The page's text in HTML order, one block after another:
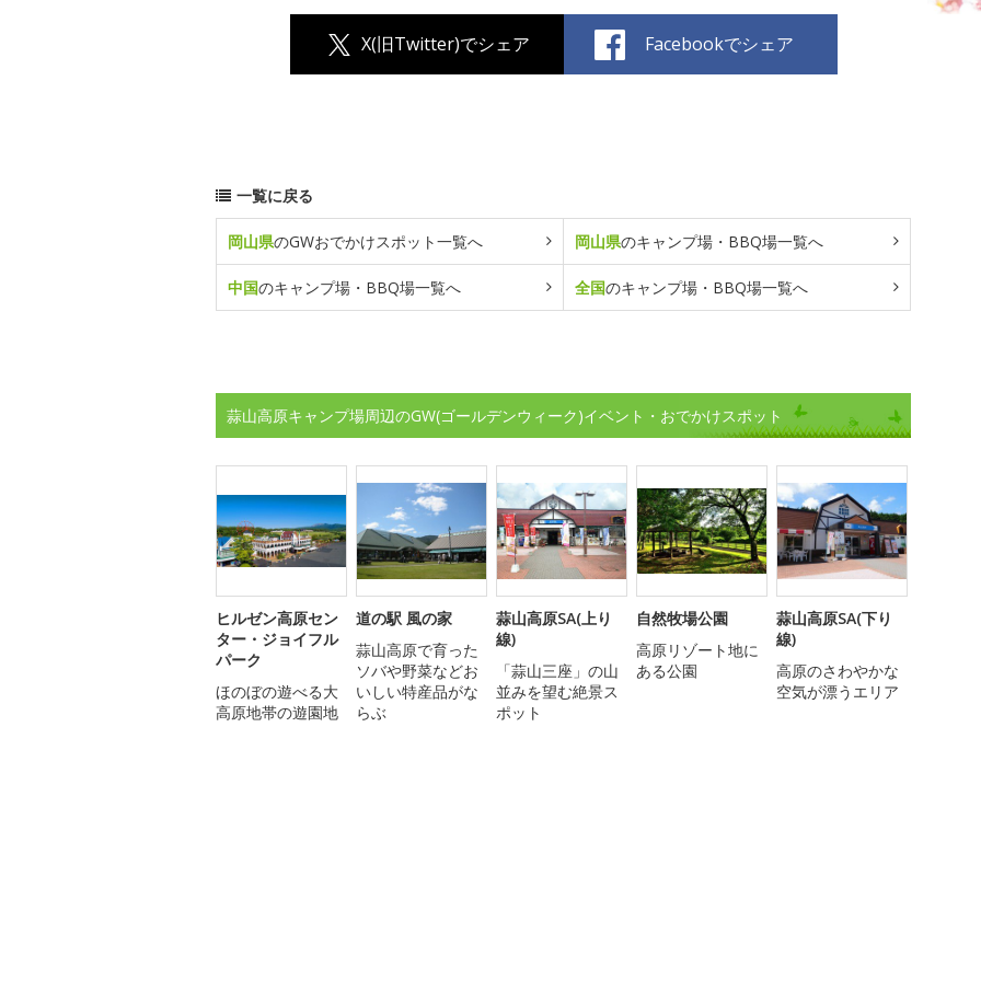
X(旧Twitter)でシェア Facebookでシェア
一覧に戻る
岡山県のGWおでかけスポット一覧へ 岡山県のキャンプ場・BBQ場一覧へ
中国のキャンプ場・BBQ場一覧へ 全国のキャンプ場・BBQ場一覧へ
蒜山高原キャンプ場周辺のGW(ゴールデンウィーク)イベント・おでかけスポット
ヒルゼン高原セン
ター・ジョイフル
パーク
ほのぼの遊べる大
高原地帯の遊園地
道の駅 風の家
蒜山高原で育った
ソバや野菜などお
いしい特産品がな
らぶ
蒜山高原SA(上り
線)
「蒜山三座」の山
並みを望む絶景ス
ポット
自然牧場公園
高原リゾート地に
ある公園
蒜山高原SA(下り
線)
高原のさわやかな
空気が漂うエリア